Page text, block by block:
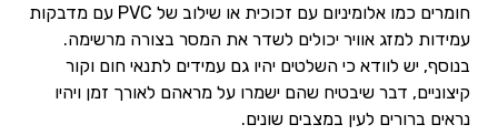
חומרים כמו אלומיניום עם זכוכית או שילוב של PVC עם מדבקות
עמידות למזג אוויר יכולים לשדר את המסר בצורה מרשימה.
בנוסף, יש לוודא כי השלטים יהיו גם עמידים לתנאי חום וקור
קיצוניים, דבר שיבטיח שהם ישמרו על מראהם לאורך זמן ויהיו
נראים ברורים לעין במצבים שונים.